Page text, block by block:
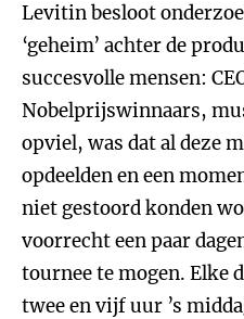
Levitin besloot
‘geheim’ achter de
succesvolle mensen:
Nobelprijswinnaars,
opviel, was dat al deze
opdeelden en een
niet gestoord konden
voorrecht een paar
tournee te mogen. Elke
twee en vijf uur ’s